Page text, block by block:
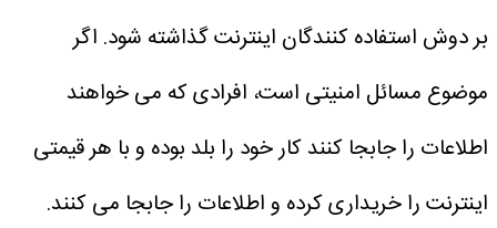
بر دوش استفاده کنندگان اینترنت گذاشته شود. اگر
موضوع مسائل امنیتی است، افرادی که می خواهند
اطلاعات را جابجا کنند کار خود را بلد بوده و با هر قیمتی
اینترنت را خریداری کرده و اطلاعات را جابجا می کنند.